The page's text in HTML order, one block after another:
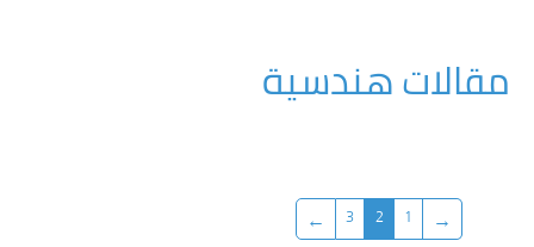
مقالات هندسية
1
2
3